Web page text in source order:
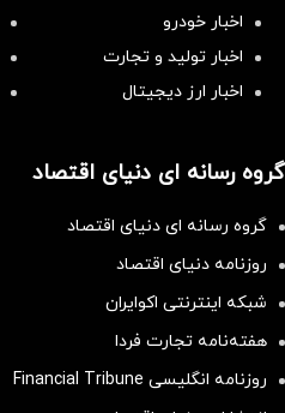
اخبار خودرو
اخبار تولید و تجارت
اخبار ارز دیجیتال
گروه رسانه ای دنیای اقتصاد
گروه رسانه ای دنیای اقتصاد
روزنامه دنیای اقتصاد
شبکه اینترنتی اکوایران
هفته‌نامه تجارت فردا
روزنامه انگلیسی Financial Tribune